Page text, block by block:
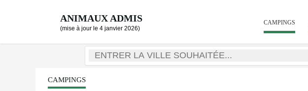
ANIMAUX ADMIS
(mise à jour le 4 janvier 2026)
CAMPINGS
CAMPINGS